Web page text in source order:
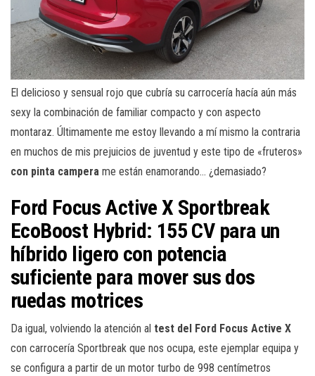
El delicioso y sensual rojo que cubría su carrocería hacía aún más
sexy la combinación de familiar compacto y con aspecto
montaraz. Últimamente me estoy llevando a mí mismo la contraria
en muchos de mis prejuicios de juventud y este tipo de «fruteros»
con pinta campera me están enamorando… ¿demasiado?
Ford Focus Active X Sportbreak
EcoBoost Hybrid: 155 CV para un
híbrido ligero con potencia
suficiente para mover sus dos
ruedas motrices
Da igual, volviendo la atención al test del Ford Focus Active X
con carrocería Sportbreak que nos ocupa, este ejemplar equipa y
se configura a partir de un motor turbo de 998 centímetros